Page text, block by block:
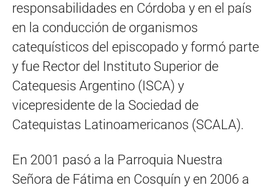
responsabilidades en Córdoba y en el país
en la conducción de organismos
catequísticos del episcopado y formó parte
y fue Rector del Instituto Superior de
Catequesis Argentino (ISCA) y
vicepresidente de la Sociedad de
Catequistas Latinoamericanos (SCALA).
En 2001 pasó a la Parroquia Nuestra
Señora de Fátima en Cosquín y en 2006 a